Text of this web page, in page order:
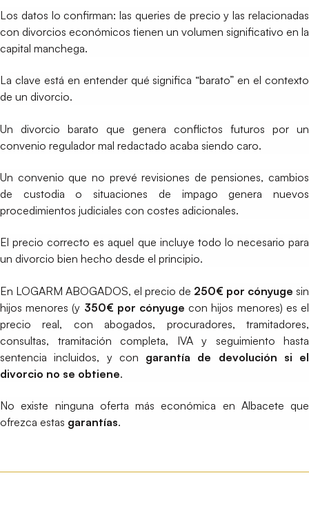
Los datos lo confirman: las queries de precio y las relacionadas
con divorcios económicos tienen un volumen significativo en la
capital manchega.
La clave está en entender qué significa “barato” en el contexto
de un divorcio.
Un divorcio barato que genera conflictos futuros por un
convenio regulador mal redactado acaba siendo caro.
Un convenio que no prevé revisiones de pensiones, cambios
de custodia o situaciones de impago genera nuevos
procedimientos judiciales con costes adicionales.
El precio correcto es aquel que incluye todo lo necesario para
un divorcio bien hecho desde el principio.
En LOGARM ABOGADOS, el precio de 250€ por cónyuge sin
hijos menores (y 350€ por cónyuge con hijos menores) es el
precio real, con abogados, procuradores, tramitadores,
consultas, tramitación completa, IVA y seguimiento hasta
sentencia incluidos, y con garantía de devolución si el
divorcio no se obtiene.
No existe ninguna oferta más económica en Albacete que
ofrezca estas garantías.